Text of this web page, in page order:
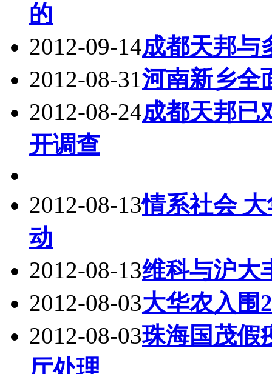
的
2012-09-14成都天邦与
2012-08-31河南新乡全
2012-08-24成都天邦已
开调查
2012-08-13情系社会
动
2012-08-13维科与沪大
2012-08-03大华农入围
2012-08-03珠海国茂假
厅处理